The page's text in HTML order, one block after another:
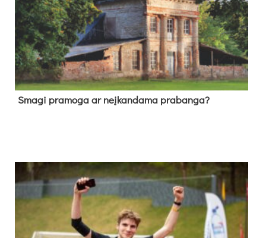
Sma­gi pra­mo­ga ar neį­kan­da­ma pra­ban­ga?